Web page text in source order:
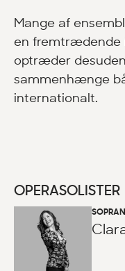
Mange af
en fremtrædende
optræder
sammenhænge
internationalt.
OPERASOLISTER
SOPRAN